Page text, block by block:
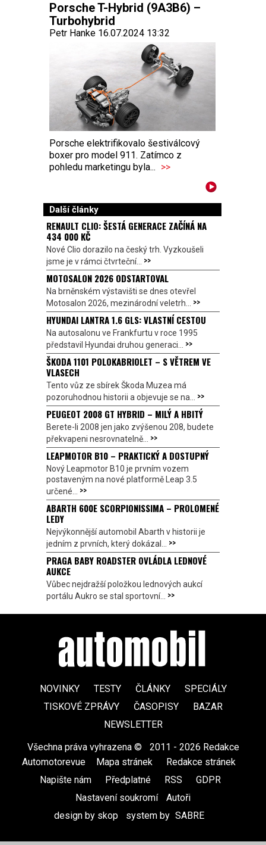
Porsche T-Hybrid (9A3B6) –
Turbohybrid
Petr Hanke 16.07.2024 13:32
Porsche elektrifikovalo šestiválcový
boxer pro model 911. Zatímco z
pohledu marketingu byla... >>
Další články
RENAULT CLIO: ŠESTÁ GENERACE ZAČÍNÁ NA
434 000 KČ
Nové Clio dorazilo na český trh. Vyzkoušeli
jsme je v rámci čtvrteční... >>
MOTOSALON 2026 ODSTARTOVAL
Na brněnském výstavišti se dnes otevřel
Motosalon 2026, mezinárodní veletrh... >>
HYUNDAI LANTRA 1.6 GLS: VLASTNÍ CESTOU
Na autosalonu ve Frankfurtu v roce 1995
představil Hyundai druhou generaci... >>
ŠKODA 1101 POLOKABRIOLET – S VĚTREM VE
VLASECH
Tento vůz ze sbírek Škoda Muzea má
pozoruhodnou historii a objevuje se na... >>
PEUGEOT 2008 GT HYBRID – MILÝ A HBITÝ
Berete-li 2008 jen jako zvýšenou 208, budete
překvapeni nesrovnatelně... >>
LEAPMOTOR B10 – PRAKTICKÝ A DOSTUPNÝ
Nový Leapmotor B10 je prvním vozem
postaveným na nové platformě Leap 3.5
určené... >>
ABARTH 600E SCORPIONISSIMA – PROLOMENÉ
LEDY
Nejvýkonnější automobil Abarth v historii je
jedním z prvních, který dokázal... >>
PRAGA BABY ROADSTER OVLÁDLA LEDNOVÉ
AUKCE
Vůbec nejdražší položkou lednových aukcí
portálu Aukro se stal sportovní... >>
NOVINKY TESTY ČLÁNKY
SPECIÁLY
TISKOVÉ ZPRÁVY
ČASOPISY
BAZAR
NEWSLETTER
Všechna práva vyhrazena ©
2011 - 2026 Redakce
Automotorevue
Mapa stránek Redakce stránek
Napište nám
Předplatné RSS GDPR
Nastavení soukromí
Autoři
design by skop
system by SABRE